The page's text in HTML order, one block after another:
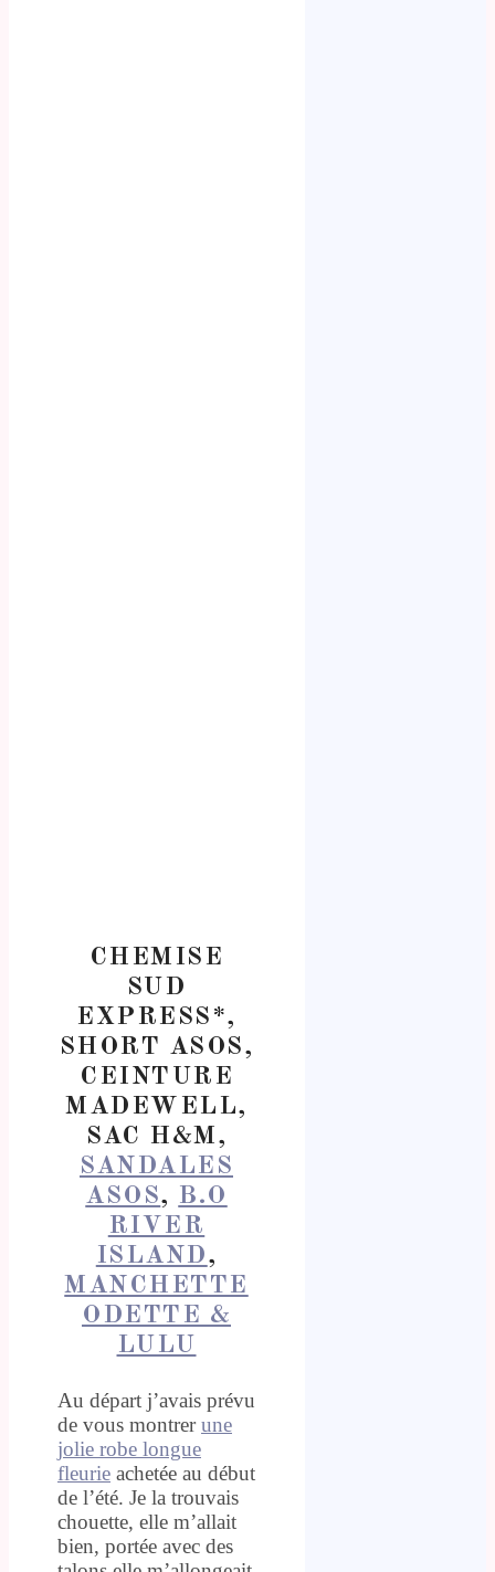
CHEMISE
SUD
EXPRESS*,
SHORT ASOS,
CEINTURE
MADEWELL,
SAC H&M,
SANDALES
ASOS, B.O
RIVER
ISLAND,
MANCHETTE
ODETTE &
LULU
Au départ j’avais prévu
de vous montrerune
jolie robe longue
fleurie achetée au début
de l’été. Je la trouvais
chouette, elle m’allait
bien, portée avec des